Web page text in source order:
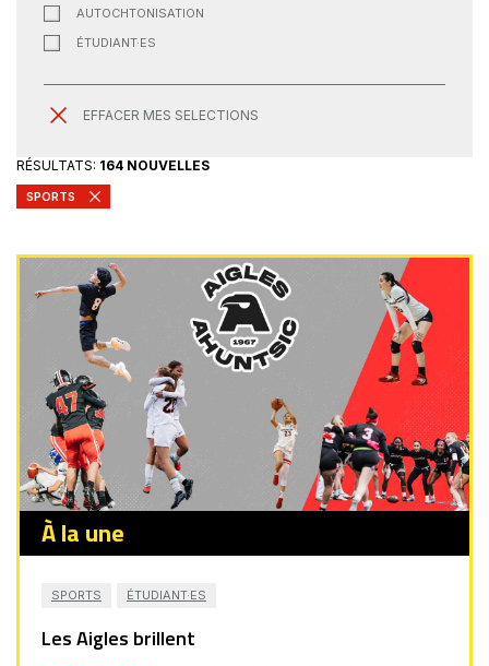
AUTOCHTONISATION
ÉTUDIANT·ES
EFFACER MES SELECTIONS
RÉSULTATS: 164 NOUVELLES
SPORTS
À la une
SPORTS ÉTUDIANT·ES
Les Aigles brillent